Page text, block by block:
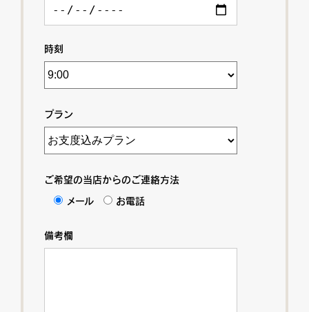
時刻
プラン
ご希望の当店からのご連絡方法
メール お電話
備考欄